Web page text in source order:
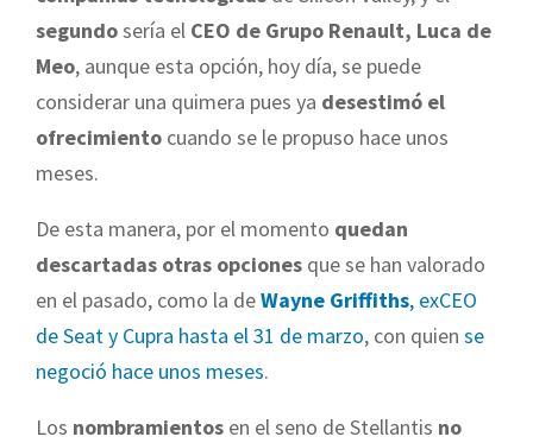
segundosería el CEO de Grupo Renault, Luca de
Meo, aunque esta opción, hoy día, se puede
considerar una quimera pues ya desestimó el
ofrecimiento cuando se le propuso hace unos
meses.
De esta manera, por el momento quedan
descartadas otras opciones que se han valorado
en el pasado, como la deWayne Griffiths, exCEO
de Seat y Cupra hasta el 31 de marzo, con quien se
negoció hace unos meses.
Los nombramientos en el seno de Stellantis no